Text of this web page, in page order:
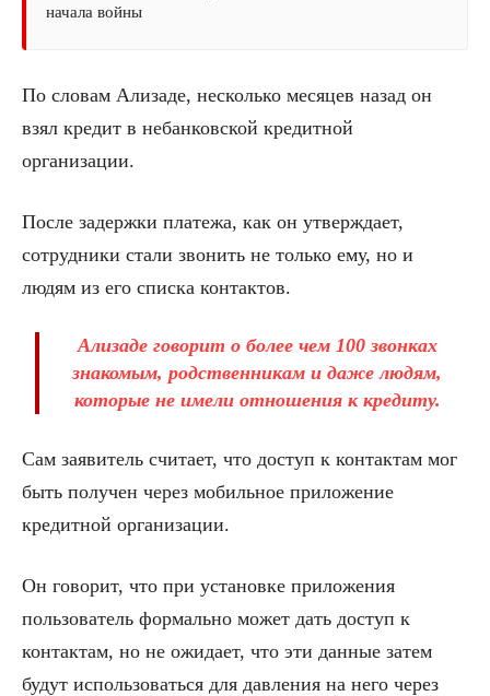
начала войны
По словам Ализаде, несколько месяцев назад он
взял кредит в небанковской кредитной
организации.
После задержки платежа, как он утверждает,
сотрудники стали звонить не только ему, но и
людям из его списка контактов.
Ализаде говорит о более чем 100 звонках
знакомым, родственникам и даже людям,
которые не имели отношения к кредиту.
Сам заявитель считает, что доступ к контактам мог
быть получен через мобильное приложение
кредитной организации.
Он говорит, что при установке приложения
пользователь формально может дать доступ к
контактам, но не ожидает, что эти данные затем
будут использоваться для давления на него через